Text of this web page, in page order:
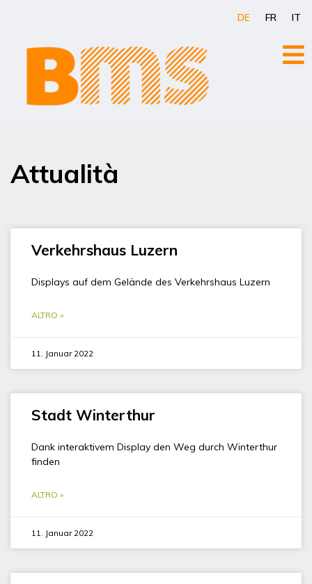
DE FR IT
Attualità
Verkehrshaus Luzern
Displays auf dem Gelände des Verkehrshaus Luzern
ALTRO »
11. Januar 2022
Stadt Winterthur
Dank interaktivem Display den Weg durch Winterthur
finden
ALTRO »
11. Januar 2022